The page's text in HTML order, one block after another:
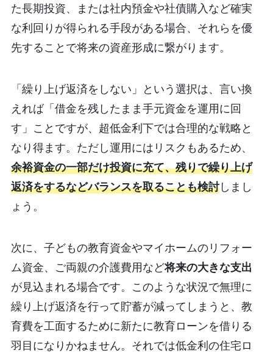
た長期投資、または社内預金や社債購入など確実
な利回りが得られる手段がある場合、それらを優
先することで将来の資産形成に繋がります。
「繰り上げ返済をしない」という選択は、言い換
えれば「借金を残したまま手元資金を運用に回
す」ことですが、超低金利下では合理的な戦略と
なり得ます。ただし運用にはリスクもあるため、
余裕資金の一部だけ投資に充て、残りで繰り上げ
返済をするなどバランスを取ることも検討しまし
ょう。
次に、子どもの教育資金やマイホームのリフォー
ム資金、ご両親の介護費用など将来の大きな支出
が見込まれる場合です。このような状況で無理に
繰り上げ返済を行って貯蓄が減ってしまうと、教
育費を工面するために新たに教育ローンを借りる
羽目になりかねません。それでは低金利の住宅ロ